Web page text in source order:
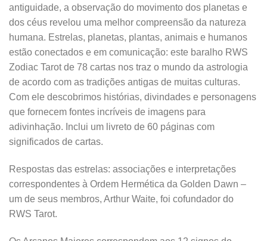
antiguidade, a observação do movimento dos planetas e
dos céus revelou uma melhor compreensão da natureza
humana. Estrelas, planetas, plantas, animais e humanos
estão conectados e em comunicação: este baralho RWS
Zodiac Tarot de 78 cartas nos traz o mundo da astrologia
de acordo com as tradições antigas de muitas culturas.
Com ele descobrimos histórias, divindades e personagens
que fornecem fontes incríveis de imagens para
adivinhação. Inclui um livreto de 60 páginas com
significados de cartas.
Respostas das estrelas: associações e interpretações
correspondentes à Ordem Hermética da Golden Dawn –
um de seus membros, Arthur Waite, foi cofundador do
RWS Tarot.